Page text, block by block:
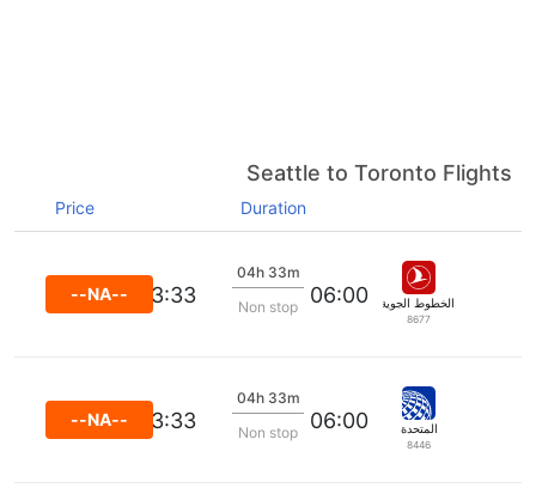
Seattle to Toronto Flights
Duration
Price
الخطوط الجوية التركية
8677
06:00
04h 33m
Non stop
13:33
--NA--
المتحدة
8446
06:00
04h 33m
Non stop
13:33
--NA--